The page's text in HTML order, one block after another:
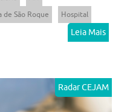
de São Roque Hospital
Leia Mais
Radar CEJAM